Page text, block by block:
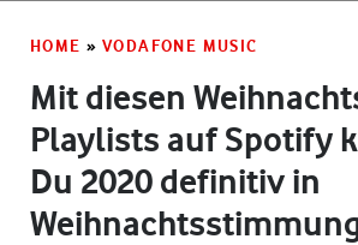
HOME » VODAFONE MUSIC
Mit diesen
Playlists auf Spotify
Du 2020 definitiv in